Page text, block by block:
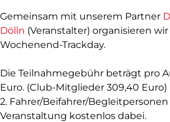
Gemeinsam mit unserem Partner
Dölln (Veranstalter) organisieren
Wochenend-Trackday.
Die Teilnahmegebühr beträgt pro
Euro. (Club-Mitglieder 309,40 Euro)
2. Fahrer/Beifahrer/
Veranstaltung kostenlos dabei.